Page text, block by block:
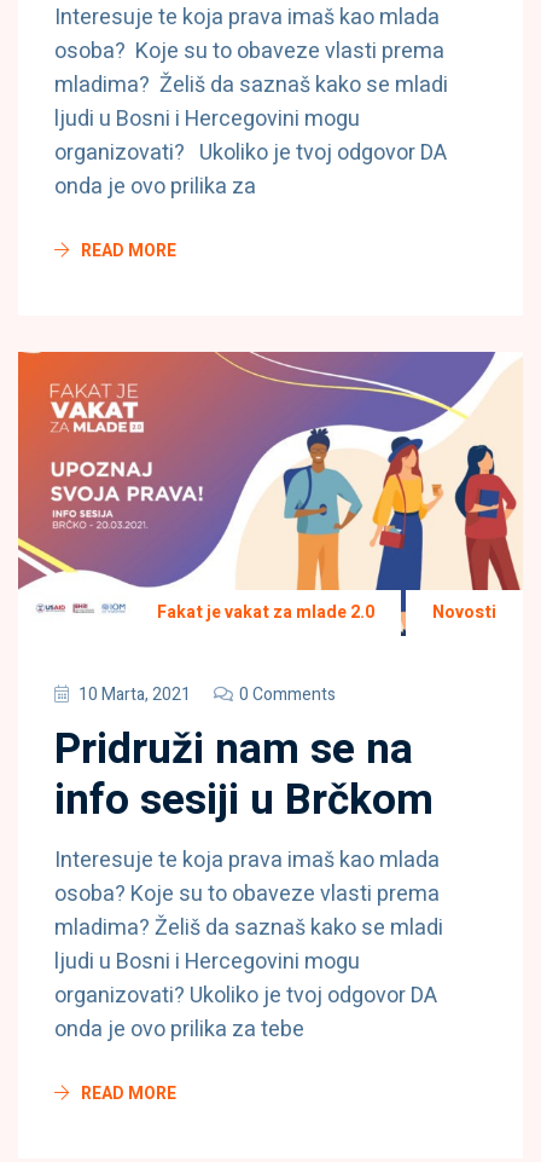
Interesuje te koja prava imaš kao mlada
osoba? Koje su to obaveze vlasti prema
mladima? Želiš da saznaš kako se mladi
ljudi u Bosni i Hercegovini mogu
organizovati? Ukoliko je tvoj odgovor DA
onda je ovo prilika za
READ MORE
Fakat je vakat za mlade 2.0 Novosti
10 Marta, 2021 0 Comments
Pridruži nam se na
info sesiji u Brčkom
Interesuje te koja prava imaš kao mlada
osoba? Koje su to obaveze vlasti prema
mladima? Želiš da saznaš kako se mladi
ljudi u Bosni i Hercegovini mogu
organizovati? Ukoliko je tvoj odgovor DA
onda je ovo prilika za tebe
READ MORE